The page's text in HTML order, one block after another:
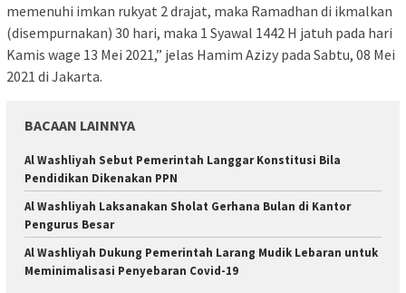
memenuhi imkan rukyat 2 drajat, maka Ramadhan di ikmalkan
(disempurnakan) 30 hari, maka 1 Syawal 1442 H jatuh pada hari
Kamis wage 13 Mei 2021,” jelas Hamim Azizy pada Sabtu, 08 Mei
2021 di Jakarta.
BACAAN LAINNYA
Al Washliyah Sebut Pemerintah Langgar Konstitusi Bila
Pendidikan Dikenakan PPN
Al Washliyah Laksanakan Sholat Gerhana Bulan di Kantor
Pengurus Besar
Al Washliyah Dukung Pemerintah Larang Mudik Lebaran untuk
Meminimalisasi Penyebaran Covid-19